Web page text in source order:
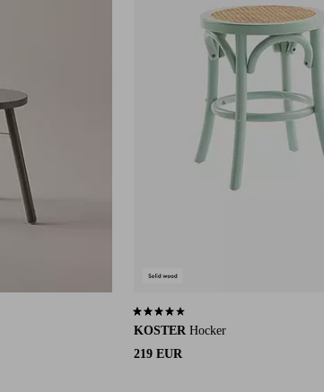
KOSTER Hocker
219 EUR
4,2 basierend auf 6 Bewertungen